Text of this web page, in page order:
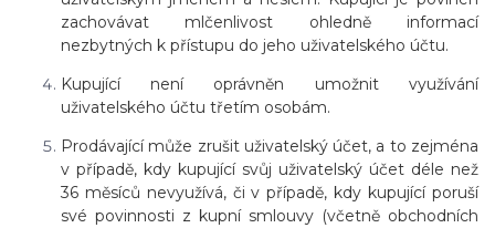
zachovávat mlčenlivost ohledně informací
nezbytných k přístupu do jeho uživatelského účtu.
Kupující není oprávněn umožnit využívání
uživatelského účtu třetím osobám.
Prodávající může zrušit uživatelský účet, a to zejména
v případě, kdy kupující svůj uživatelský účet déle než
36 měsíců nevyužívá, či v případě, kdy kupující poruší
své povinnosti z kupní smlouvy (včetně obchodních